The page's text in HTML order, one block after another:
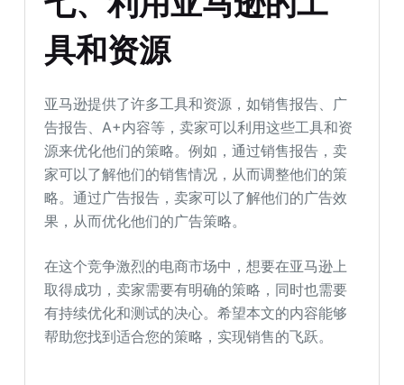
具和资源
亚马逊提供了许多工具和资源，如销售报告、广
告报告、A+内容等，卖家可以利用这些工具和资
源来优化他们的策略。例如，通过销售报告，卖
家可以了解他们的销售情况，从而调整他们的策
略。通过广告报告，卖家可以了解他们的广告效
果，从而优化他们的广告策略。
在这个竞争激烈的电商市场中，想要在亚马逊上
取得成功，卖家需要有明确的策略，同时也需要
有持续优化和测试的决心。希望本文的内容能够
帮助您找到适合您的策略，实现销售的飞跃。